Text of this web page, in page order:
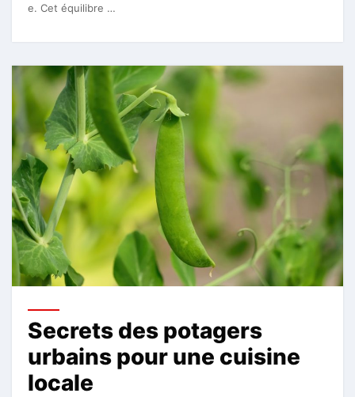
e. Cet équilibre …
Secrets des potagers
urbains pour une cuisine
locale